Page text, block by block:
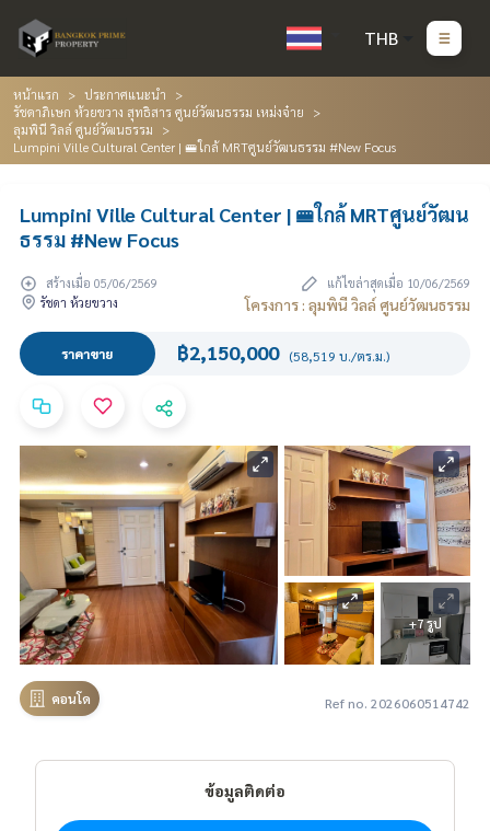
THB
หน้าแรก
ประกาศแนะนำ
รัชดาภิเษก ห้วยขวาง สุทธิสาร ศูนย์วัฒนธรรม เหม่งจ๋าย
ลุมพินี วิลล์ ศูนย์วัฒนธรรม
Lumpini Ville Cultural Center | 🚝ใกล้ MRTศูนย์วัฒนธรรม #New Focus
Lumpini Ville Cultural Center | 🚝ใกล้ MRTศูนย์วัฒน
ธรรม #New Focus
สร้างเมื่อ 05/06/2569
แก้ไขล่าสุดเมื่อ 10/06/2569
รัชดา ห้วยขวาง
โครงการ : ลุมพินี วิลล์ ศูนย์วัฒนธรรม
ราคาขาย ฿2,150,000 (58,519 บ./ตร.ม.)
+7 รูป
คอนโด Ref no. 2026060514742
ข้อมูลติดต่อ